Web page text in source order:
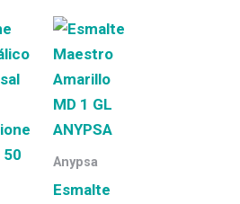
Anypsa
Esmalte